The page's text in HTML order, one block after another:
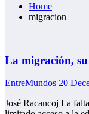
Home
migracion
La migración,
EntreMundos 20
José Racancoj La